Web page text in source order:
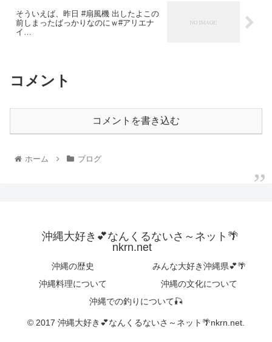
そういえば、昨日 #扇風機 出したよこの
前しまったばっかりなのにｗ#アリエナ
イ…
コメント
コメントを書き込む
ホーム ブログ
沖縄大好き💕なんくるないさ～ネット🌴
nkrn.net
沖縄の歴史
みんな大好き沖縄県💕🌴
沖縄料理について
沖縄の文化について
沖縄での釣りについて🎣
© 2017 沖縄大好き💕なんくるないさ～ネット🌴nkrn.net.